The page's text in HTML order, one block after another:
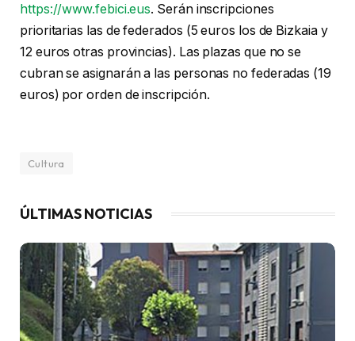
https://www.febici.eus. Serán inscripciones
prioritarias las de federados (5 euros los de Bizkaia y
12 euros otras provincias). Las plazas que no se
cubran se asignarán a las personas no federadas (19
euros) por orden de inscripción.
Cultura
ÚLTIMAS NOTICIAS